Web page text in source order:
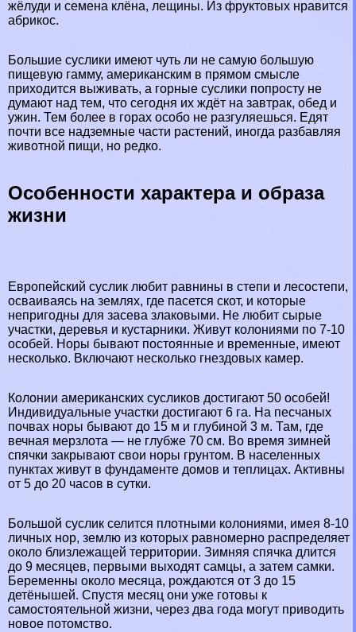
жёлуди и семена клёна, лещины. Из фруктовых нравится
абрикос.
Большие суслики имеют чуть ли не самую большую
пищевую гамму, американским в прямом смысле
приходится выживать, а горные суслики попросту не
думают над тем, что сегодня их ждёт на завтpaк, обед и
ужин. Тем более в горах особо не разгуляешься. Едят
почти все надземные части растений, иногда разбавляя
животной пищи, но редко.
Особенности хаpaктера и образа
жизни
Европейский суслик любит равнины в степи и лесостепи,
осваиваясь на землях, где пасется скот, и которые
непригодны для засева злаковыми. Не любит сырые
участки, деревья и кустарники. Живут колониями по 7-10
особей. Норы бывают постоянные и временные, имеют
несколько. Включают несколько гнездовых камер.
Колонии американских сусликов достигают 50 особей!
Индивидуальные участки достигают 6 га. На песчаных
почвах норы бывают до 15 м и глубиной 3 м. Там, где
вечная мерзлота — не глубже 70 см. Во время зимней
спячки закрывают свои норы грунтом. В населенных
пунктах живут в фундаменте домов и теплицах. Активны
от 5 до 20 часов в сутки.
Большой суслик селится плотными колониями, имея 8-10
личных нор, землю из которых равномерно распределяет
около близлежащей территории. Зимняя спячка длится
до 9 месяцев, первыми выходят самцы, а затем самки.
Беременны около месяца, рождаются от 3 до 15
детёнышей. Спустя месяц они уже готовы к
самостоятельной жизни, через два года могут приводить
новое потомство.